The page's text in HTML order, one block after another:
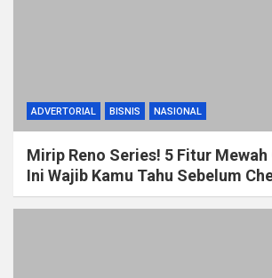
ADVERTORIAL BISNIS NASIONAL
Mirip Reno Series! 5 Fitur Mewah
Ini Wajib Kamu Tahu Sebelum